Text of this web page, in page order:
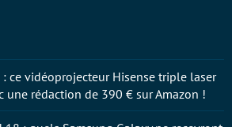
ce vidéoprojecteur Hisense triple laser
une rédaction de 390 € sur Amazon !